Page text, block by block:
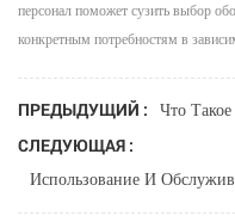
персонал поможет сузить выбор
конкретным потребностям в
ПРЕДЫДУЩИЙ : Что
СЛЕДУЮЩАЯ :
Использование И